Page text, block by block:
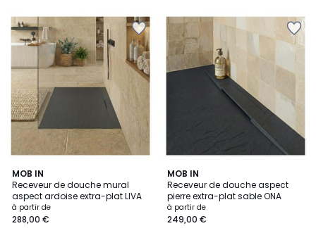
MOB IN
Receveur de douche mural
aspect ardoise extra-plat LIVA
à partir de
288,00 €
MOB IN
Receveur de douche aspect
pierre extra-plat sable ONA
à partir de
249,00 €
3
Couleurs